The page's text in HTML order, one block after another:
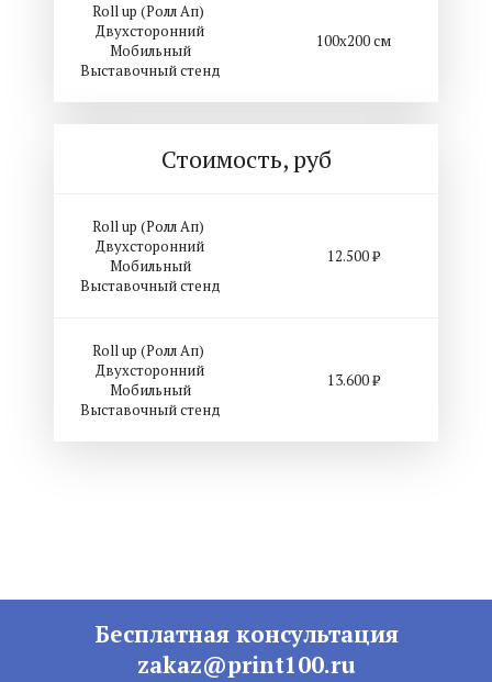
Roll up (Ролл Ап)
Двухсторонний
Мобильный
Выставочный стенд
100х200 см
Стоимость, руб
Roll up (Ролл Ап)
Двухсторонний
Мобильный
Выставочный стенд
12.500 ₽
Roll up (Ролл Ап)
Двухсторонний
Мобильный
Выставочный стенд
13.600 ₽
Бесплатная консультация
zakaz@print100.ru